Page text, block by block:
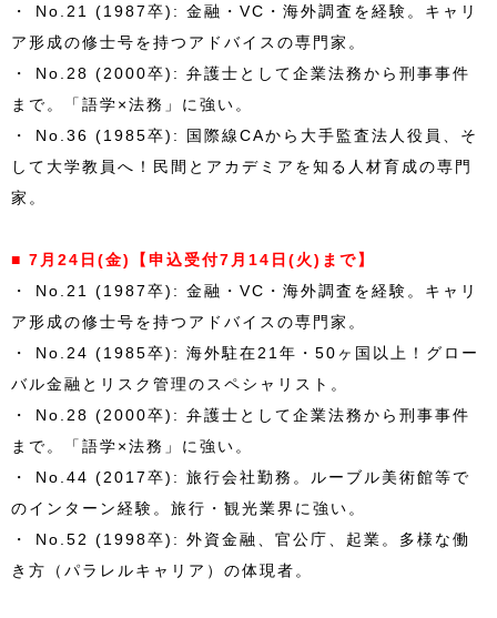
・ No.21 (1987卒): 金融・VC・海外調査を経験。キャリ
ア形成の修士号を持つアドバイスの専門家。
・ No.28 (2000卒): 弁護士として企業法務から刑事事件
まで。「語学×法務」に強い。
・ No.36 (1985卒): 国際線CAから大手監査法人役員、そ
して大学教員へ！民間とアカデミアを知る人材育成の専門
家。
■ 7月24日(金)【申込受付7月14日(火)まで】
・ No.21 (1987卒): 金融・VC・海外調査を経験。キャリ
ア形成の修士号を持つアドバイスの専門家。
・ No.24 (1985卒): 海外駐在21年・50ヶ国以上！グロー
バル金融とリスク管理のスペシャリスト。
・ No.28 (2000卒): 弁護士として企業法務から刑事事件
まで。「語学×法務」に強い。
・ No.44 (2017卒): 旅行会社勤務。ルーブル美術館等で
のインターン経験。旅行・観光業界に強い。
・ No.52 (1998卒): 外資金融、官公庁、起業。多様な働
き方（パラレルキャリア）の体現者。